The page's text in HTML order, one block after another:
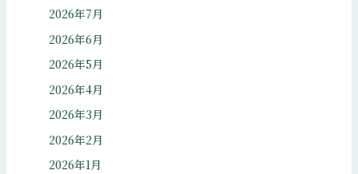
2026年7月
2026年6月
2026年5月
2026年4月
2026年3月
2026年2月
2026年1月